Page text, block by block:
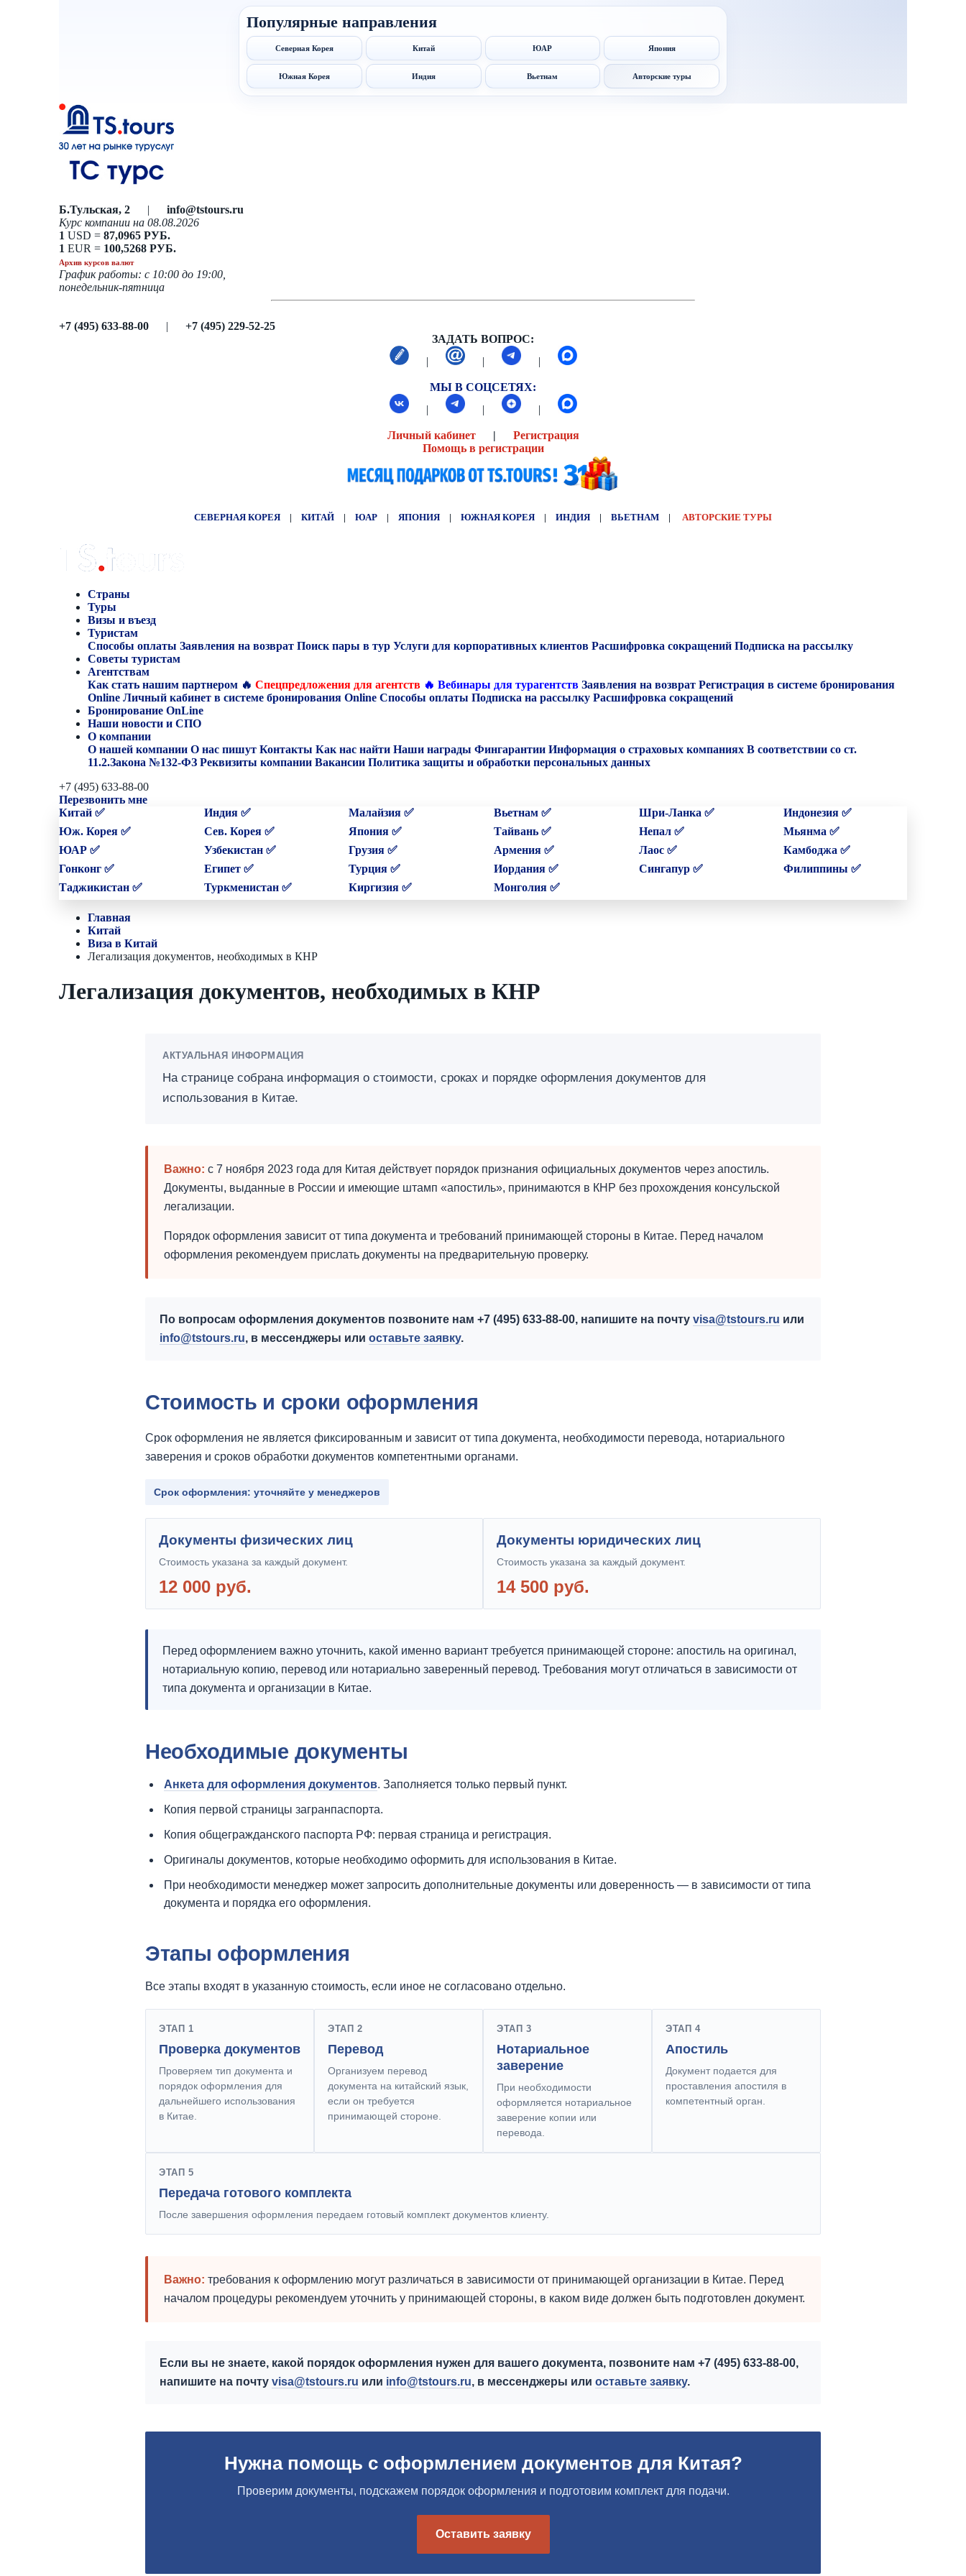
Популярные направления
Северная Корея Китай ЮАР Япония
Южная Корея Индия Вьетнам Авторские туры
Б.Тульская, 2 | info@tstours.ru
Курс компании на 08.08.2026
1 USD = 87,0965 РУБ.
1 EUR = 100,5268 РУБ.
Архив курсов валют
График работы: с 10:00 до 19:00,
понедельник-пятница
+7 (495) 633-88-00 | +7 (495) 229-52-25
ЗАДАТЬ ВОПРОС:
|
| |
МЫ В СОЦСЕТЯХ:
|
| |
Личный кабинет| Регистрация
Помощь в регистрации
СЕВЕРНАЯ КОРЕЯ | КИТАЙ | ЮАР | ЯПОНИЯ | ЮЖНАЯ КОРЕЯ | ИНДИЯ | ВЬЕТНАМ | АВТОРСКИЕ ТУРЫ
Страны
Туры
Визы и въезд
Туристам
Способы оплаты Заявления на возврат Поиск пары в тур Услуги для корпоративных клиентов Расшифровка сокращений Подписка на рассылку
Советы туристам
Агентствам
Как стать нашим партнером 🔥 Спецпредложения для агентств 🔥 Вебинары для турагентств Заявления на возврат Регистрация в системе бронирования
Online Личный кабинет в системе бронирования Online Способы оплаты Подписка на рассылку Расшифровка сокращений
Бронирование OnLine
Наши новости и СПО
О компании
О нашей компании О нас пишут Контакты Как нас найти Наши награды Фингарантии Информация о страховых компаниях В соответствии со ст.
11.2.Закона №132-ФЗ Реквизиты компании Вакансии Политика защиты и обработки персональных данных
+7 (495) 633-88-00
Перезвонить мне
Китай ✅
Индия ✅ Малайзия ✅ Вьетнам ✅ Шри-Ланка ✅
Индонезия ✅
Юж. Корея ✅
Сев. Корея ✅ Япония ✅ Тайвань ✅ Непал ✅
Мьянма ✅
ЮАР ✅
Узбекистан ✅ Грузия ✅ Армения ✅ Лаос ✅
Камбоджа ✅
Гонконг ✅
Египет ✅ Турция ✅ Иордания ✅ Сингапур ✅
Филиппины ✅
Таджикистан ✅
Туркменистан ✅ Киргизия ✅ Монголия ✅
Главная
Китай
Виза в Китай
Легализация документов, необходимых в КНР
Легализация документов, необходимых в КНР
АКТУАЛЬНАЯ ИНФОРМАЦИЯ
На странице собрана информация о стоимости, сроках и порядке оформления документов для
использования в Китае.
Важно: с 7 ноября 2023 года для Китая действует порядок признания официальных документов через апостиль.
Документы, выданные в России и имеющие штамп «апостиль», принимаются в КНР без прохождения консульской
легализации.
Порядок оформления зависит от типа документа и требований принимающей стороны в Китае. Перед началом
оформления рекомендуем прислать документы на предварительную проверку.
По вопросам оформления документов позвоните нам +7 (495) 633-88-00, напишите на почту visa@tstours.ru или
info@tstours.ru, в мессенджеры или оставьте заявку.
Стоимость и сроки оформления
Срок оформления не является фиксированным и зависит от типа документа, необходимости перевода, нотариального
заверения и сроков обработки документов компетентными органами.
Срок оформления: уточняйте у менеджеров
Документы физических лиц
Стоимость указана за каждый документ.
12 000 руб.
Документы юридических лиц
Стоимость указана за каждый документ.
14 500 руб.
Перед оформлением важно уточнить, какой именно вариант требуется принимающей стороне: апостиль на оригинал,
нотариальную копию, перевод или нотариально заверенный перевод. Требования могут отличаться в зависимости от
типа документа и организации в Китае.
Необходимые документы
Анкета для оформления документов. Заполняется только первый пункт.
Копия первой страницы загранпаспорта.
Копия общегражданского паспорта РФ: первая страница и регистрация.
Оригиналы документов, которые необходимо оформить для использования в Китае.
При необходимости менеджер может запросить дополнительные документы или доверенность — в зависимости от типа
документа и порядка его оформления.
Этапы оформления
Все этапы входят в указанную стоимость, если иное не согласовано отдельно.
ЭТАП 1
Проверка документов
Проверяем тип документа и
порядок оформления для
дальнейшего использования
в Китае.
ЭТАП 2
Перевод
Организуем перевод
документа на китайский язык,
если он требуется
принимающей стороне.
ЭТАП 3
Нотариальное
заверение
При необходимости
оформляется нотариальное
заверение копии или
перевода.
ЭТАП 4
Апостиль
Документ подается для
проставления апостиля в
компетентный орган.
ЭТАП 5
Передача готового комплекта
После завершения оформления передаем готовый комплект документов клиенту.
Важно: требования к оформлению могут различаться в зависимости от принимающей организации в Китае. Перед
началом процедуры рекомендуем уточнить у принимающей стороны, в каком виде должен быть подготовлен документ.
Если вы не знаете, какой порядок оформления нужен для вашего документа, позвоните нам +7 (495) 633-88-00,
напишите на почту visa@tstours.ru или info@tstours.ru, в мессенджеры или оставьте заявку.
Нужна помощь с оформлением документов для Китая?
Проверим документы, подскажем порядок оформления и подготовим комплект для подачи.
Оставить заявку